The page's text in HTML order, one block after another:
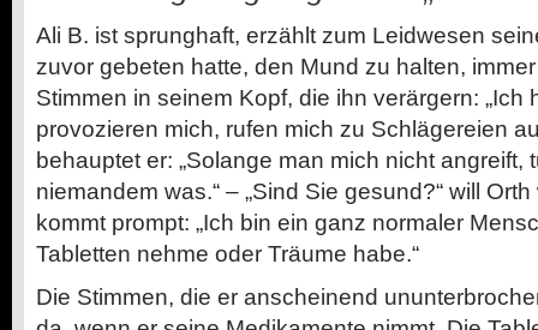
Ali B. ist sprunghaft, erzählt zum Leidwesen
zuvor gebeten hatte, den Mund zu halten,
Stimmen in seinem Kopf, die ihn verärgern: „Ich
provozieren mich, rufen mich zu Schlägereien
behauptet er: „Solange man mich nicht angreift,
niemandem was.“ – „Sind Sie gesund?“ will
kommt prompt: „Ich bin ein ganz normaler
Tabletten nehme oder Träume habe.“
Die Stimmen, die er anscheinend